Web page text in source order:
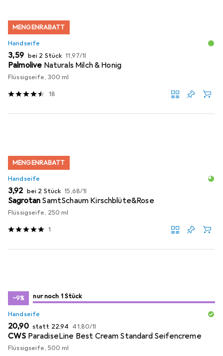
MENGENRABATT
Handseife
EUR
3,59 bei 2 Stück EUR
11,97/1l
Palmolive Naturals Milch & Honig
Flüssigseife, 300 ml
18
MENGENRABATT
Handseife
EUR
3,92 bei 2 Stück EUR
15,68/1l
Sagrotan SamtSchaum Kirschblüte&Rose
Flüssigseife, 250 ml
1
−9% noch 1 Stück
nur noch 1 / 1
nur noch 1 Stück
Handseife
EUR
20,90 statt EUR
22,94 EUR
41,80/1l
CWS ParadiseLine Best Cream Standard Seifencreme
Flüssigseife, 500 ml